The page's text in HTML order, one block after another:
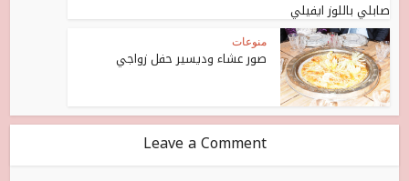
صابلي باللوز ايفيلي
منوعات
صور عشاء وديسير حفل زواجي
Leave a Comment